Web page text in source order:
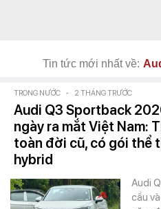
Tin tức mới nhất về:
TRONG NƯỚC - 2 THÁNG TRƯỚC
Audi Q3 Sportback
ngày ra mắt Việt Nam:
toàn đời cũ, có gói thể
hybrid
Audi
cầu